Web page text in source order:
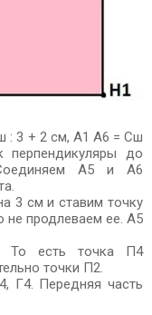
: 3 + 2 см, А1 А6 = Сш
до
А5 и А6
3 см и ставим точку
не продлеваем ее. А5
есть точка П4
точки П2.
Г4. Передняя часть